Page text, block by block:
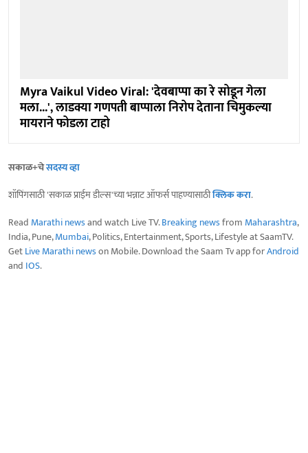
Myra Vaikul Video Viral: 'देवबाप्पा का रे सोडून गेला
मला...', लाडक्या गणपती बाप्पाला निरोप देताना चिमुकल्या
मायराने फोडला टाहो
सकाळ+चेसदस्य व्हा
शॉपिंगसाठी 'सकाळ प्राईम डील्स'च्या भन्नाट ऑफर्स पाहण्यासाठीक्लिक करा.
Read Marathi newsand watch Live TV.Breaking newsfrom Maharashtra,
India, Pune,Mumbai, Politics, Entertainment, Sports, Lifestyle at SaamTV.
GetLive Marathi newson Mobile. Download the Saam Tv app forAndroid
and IOS.